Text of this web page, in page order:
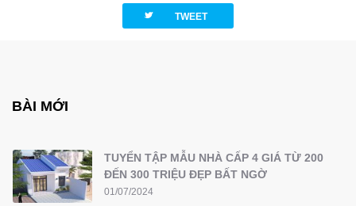
twitterbird TWEET
BÀI MỚI
TUYỂN TẬP MẪU NHÀ CẤP 4 GIÁ TỪ 200
ĐẾN 300 TRIỆU ĐẸP BẤT NGỜ
01/07/2024